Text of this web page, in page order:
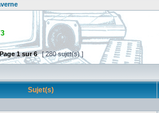
1sur6 [ 280 sujet(s) ]
Sujet(s)